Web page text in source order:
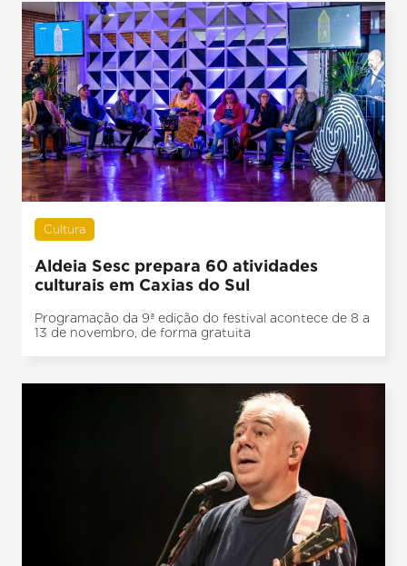
Cultura
Aldeia Sesc prepara 60 atividades
culturais em Caxias do Sul
Programação da 9ª edição do festival acontece de 8 a
13 de novembro, de forma gratuita